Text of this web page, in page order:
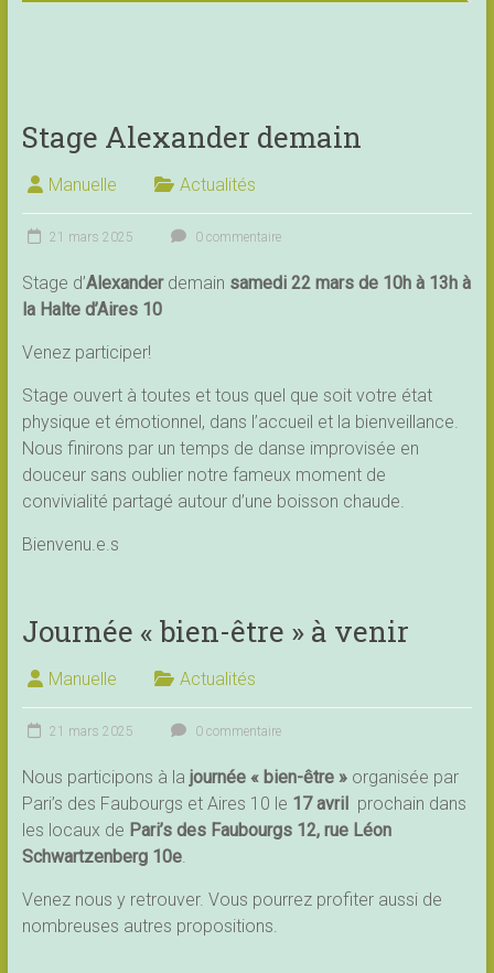
Stage Alexander demain
Manuelle Actualités
21 mars 2025 0 commentaire
Stage d’Alexanderdemain samedi 22 mars de 10h à 13h à
la Halte d’Aires 10
Venez participer!
Stage ouvert à toutes et tous quel que soit votre état
physique et émotionnel, dans l’accueil et la bienveillance.
Nous finirons par un temps de danse improvisée en
douceur sans oublier notre fameux moment de
convivialité partagé autour d’une boisson chaude.
Bienvenu.e.s
Journée « bien-être » à venir
Manuelle Actualités
21 mars 2025 0 commentaire
Nous participons à la journée « bien-être »organisée par
Pari’s des Faubourgs et Aires 10 le 17 avril
prochain dans
les locaux de Pari’s des Faubourgs 12, rue Léon
Schwartzenberg 10e.
Venez nous y retrouver. Vous pourrez profiter aussi de
nombreuses autres propositions.